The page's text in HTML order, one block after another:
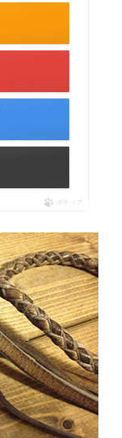
ポチップ